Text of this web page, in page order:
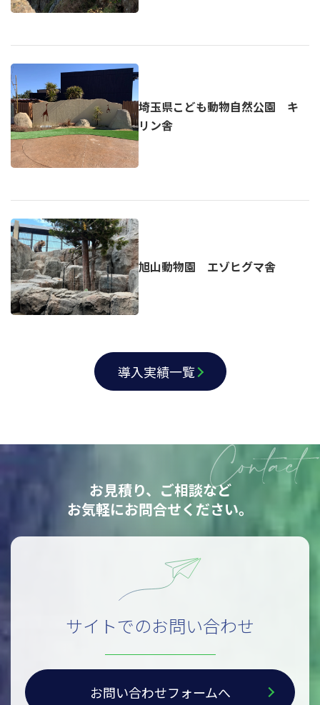
埼玉県こども動物自然公園 キ
リン舎
旭山動物園 エゾヒグマ舎
導入実績一覧
お見積り、ご相談など
お気軽にお問合せください。
サイトでのお問い合わせ
お問い合わせフォームへ